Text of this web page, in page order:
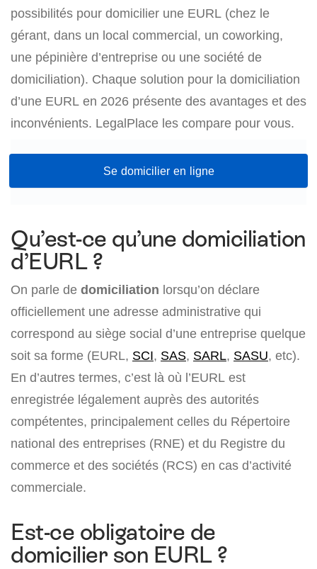
possibilités pour domicilier une EURL (chez le
gérant, dans un local commercial, un coworking,
une pépinière d’entreprise ou une société de
domiciliation). Chaque solution pour la domiciliation
d’une EURL en 2026 présente des avantages et des
inconvénients. LegalPlace les compare pour vous.
Se domicilier en ligne
Qu’est-ce qu’une domiciliation
d’EURL ?
On parle de domiciliation lorsqu’on déclare
officiellement une adresse administrative qui
correspond au siège social d’une entreprise quelque
soit sa forme (EURL, SCI, SAS, SARL, SASU, etc).
En d’autres termes, c’est là où l’EURL est
enregistrée légalement auprès des autorités
compétentes, principalement celles du Répertoire
national des entreprises (RNE) et du Registre du
commerce et des sociétés (RCS) en cas d’activité
commerciale.
Est-ce obligatoire de
domicilier son EURL ?